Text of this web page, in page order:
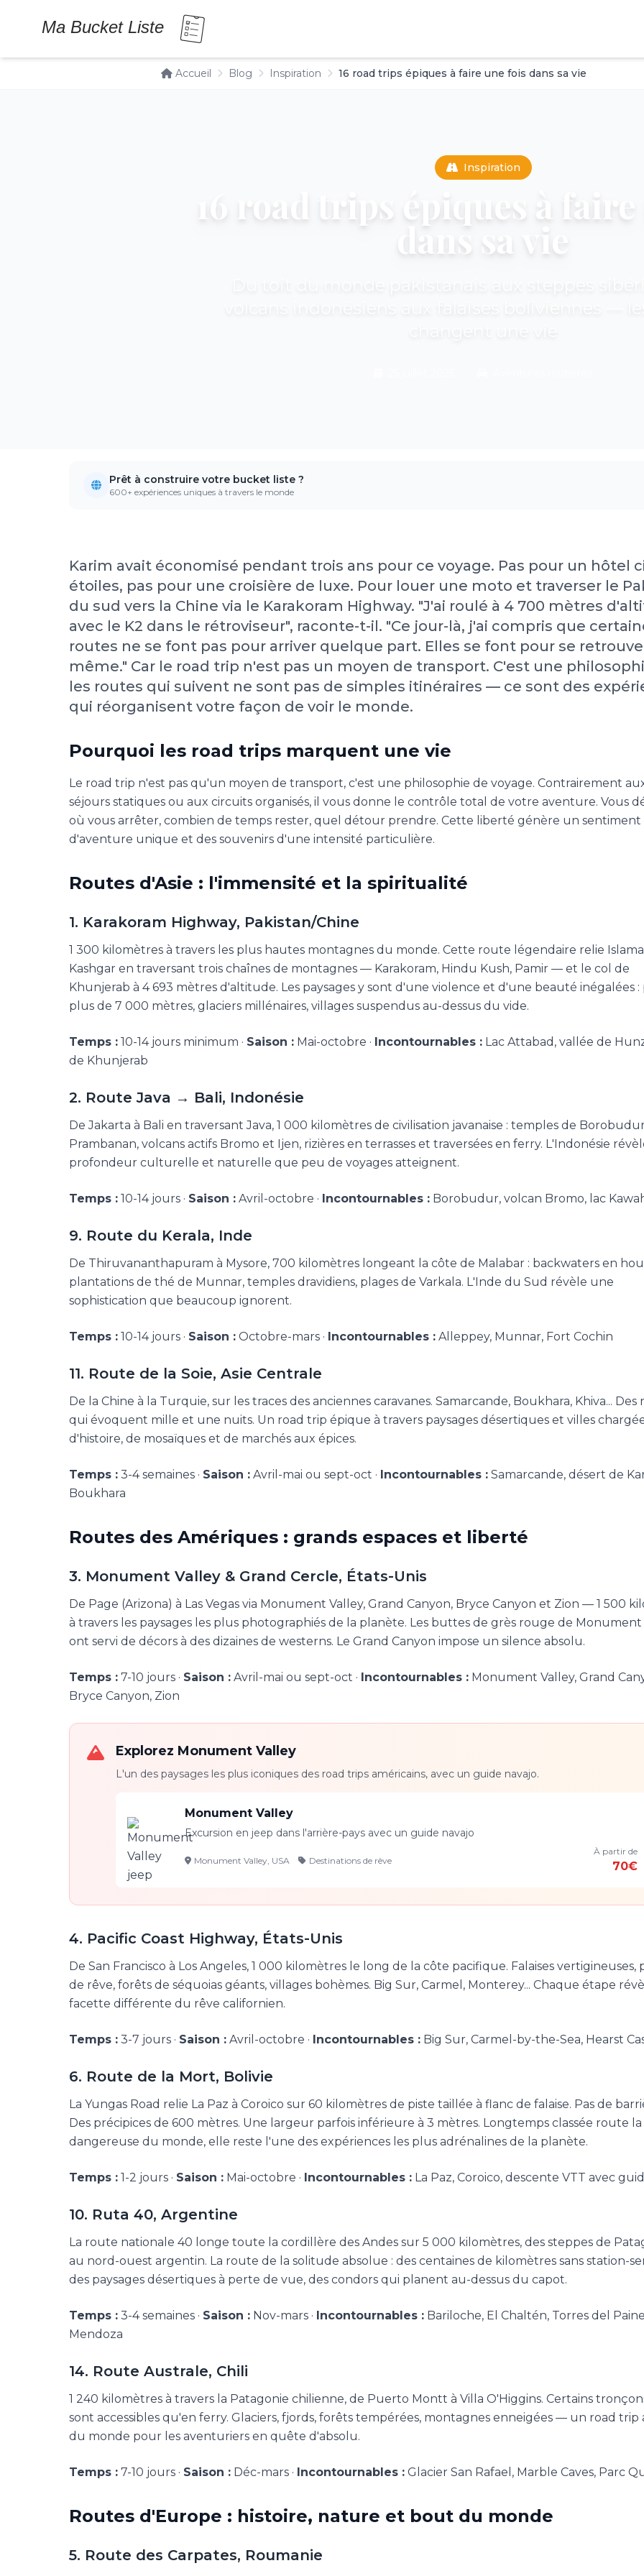
Accueil Blog Inspiration 16 road trips épiques à faire une fois dans sa vie
Inspiration
16 road trips épiques à
dans sa vie
Prêt à construire votre bucket liste ?
600+ expériences uniques à travers le monde
Karim avait économisé pendant trois ans pour ce voyage. Pas pour un hôtel
étoiles, pas pour une croisière de luxe. Pour louer une moto et traverser le
du sud vers la Chine via le Karakoram Highway. "J'ai roulé à 4 700 mètres
avec le K2 dans le rétroviseur", raconte-t-il. "Ce jour-là, j'ai compris que
routes ne se font pas pour arriver quelque part. Elles se font pour se
même." Car le road trip n'est pas un moyen de transport. C'est une
les routes qui suivent ne sont pas de simples itinéraires — ce sont des
qui réorganisent votre façon de voir le monde.
Pourquoi les road trips marquent une vie
Le road trip n'est pas qu'un moyen de transport, c'est une philosophie de voyage. Contrairement
séjours statiques ou aux circuits organisés, il vous donne le contrôle total de votre aventure. Vous
où vous arrêter, combien de temps rester, quel détour prendre. Cette liberté génère un sentiment
d'aventure unique et des souvenirs d'une intensité particulière.
Routes d'Asie : l'immensité et la spiritualité
1. Karakoram Highway, Pakistan/Chine
1 300 kilomètres à travers les plus hautes montagnes du monde. Cette route légendaire relie
Kashgar en traversant trois chaînes de montagnes — Karakoram, Hindu Kush, Pamir — et le col de
Khunjerab à 4 693 mètres d'altitude. Les paysages y sont d'une violence et d'une beauté inégalées :
plus de 7 000 mètres, glaciers millénaires, villages suspendus au-dessus du vide.
Temps : 10-14 jours minimum · Saison : Mai-octobre · Incontournables : Lac Attabad, vallée de
de Khunjerab
2. Route Java → Bali, Indonésie
De Jakarta à Bali en traversant Java, 1 000 kilomètres de civilisation javanaise : temples de
Prambanan, volcans actifs Bromo et Ijen, rizières en terrasses et traversées en ferry. L'Indonésie
profondeur culturelle et naturelle que peu de voyages atteignent.
Temps : 10-14 jours · Saison : Avril-octobre · Incontournables : Borobudur, volcan Bromo, lac
9. Route du Kerala, Inde
De Thiruvananthapuram à Mysore, 700 kilomètres longeant la côte de Malabar : backwaters en
plantations de thé de Munnar, temples dravidiens, plages de Varkala. L'Inde du Sud révèle une
sophistication que beaucoup ignorent.
Temps : 10-14 jours · Saison : Octobre-mars · Incontournables : Alleppey, Munnar, Fort Cochin
11. Route de la Soie, Asie Centrale
De la Chine à la Turquie, sur les traces des anciennes caravanes. Samarcande, Boukhara, Khiva... Des
qui évoquent mille et une nuits. Un road trip épique à travers paysages désertiques et villes
d'histoire, de mosaïques et de marchés aux épices.
Temps : 3-4 semaines · Saison : Avril-mai ou sept-oct · Incontournables : Samarcande, désert de
Boukhara
Routes des Amériques : grands espaces et liberté
3. Monument Valley & Grand Cercle, États-Unis
De Page (Arizona) à Las Vegas via Monument Valley, Grand Canyon, Bryce Canyon et Zion — 1 500
à travers les paysages les plus photographiés de la planète. Les buttes de grès rouge de Monument
ont servi de décors à des dizaines de westerns. Le Grand Canyon impose un silence absolu.
Temps : 7-10 jours · Saison : Avril-mai ou sept-oct · Incontournables : Monument Valley, Grand
Bryce Canyon, Zion
Explorez Monument Valley
L'un des paysages les plus iconiques des road trips américains, avec un guide navajo.
Monument Valley
Excursion en jeep dans l'arrière-pays avec un guide navajo
Monument Valley, USA Destinations de rêve
À partir de
70€
4. Pacific Coast Highway, États-Unis
De San Francisco à Los Angeles, 1 000 kilomètres le long de la côte pacifique. Falaises vertigineuses,
de rêve, forêts de séquoias géants, villages bohèmes. Big Sur, Carmel, Monterey... Chaque étape
facette différente du rêve californien.
Temps : 3-7 jours · Saison : Avril-octobre · Incontournables : Big Sur, Carmel-by-the-Sea, Hearst
6. Route de la Mort, Bolivie
La Yungas Road relie La Paz à Coroico sur 60 kilomètres de piste taillée à flanc de falaise. Pas de
Des précipices de 600 mètres. Une largeur parfois inférieure à 3 mètres. Longtemps classée route
dangereuse du monde, elle reste l'une des expériences les plus adrénalines de la planète.
Temps : 1-2 jours · Saison : Mai-octobre · Incontournables : La Paz, Coroico, descente VTT avec
10. Ruta 40, Argentine
La route nationale 40 longe toute la cordillère des Andes sur 5 000 kilomètres, des steppes de
au nord-ouest argentin. La route de la solitude absolue : des centaines de kilomètres sans station-
des paysages désertiques à perte de vue, des condors qui planent au-dessus du capot.
Temps : 3-4 semaines · Saison : Nov-mars · Incontournables : Bariloche, El Chaltén, Torres del
Mendoza
14. Route Australe, Chili
1 240 kilomètres à travers la Patagonie chilienne, de Puerto Montt à Villa O'Higgins. Certains
sont accessibles qu'en ferry. Glaciers, fjords, forêts tempérées, montagnes enneigées — un road
du monde pour les aventuriers en quête d'absolu.
Temps : 7-10 jours · Saison : Déc-mars · Incontournables : Glacier San Rafael, Marble Caves, Parc
Routes d'Europe : histoire, nature et bout du monde
5. Route des Carpates, Roumanie